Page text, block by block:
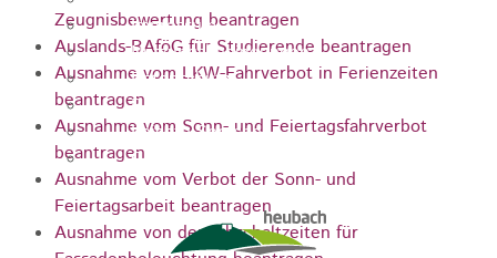
Impressum
Nutzungsbedingungen
Datenschutz
Barrierefreiheit
Leichte Sprache
Gebärdensprache
Zeugnisbewertung beantragen
Auslands-BAföG für Studierende beantragen
Ausnahme vom LKW-Fahrverbot in Ferienzeiten
beantragen
Ausnahme vom Sonn- und Feiertagsfahrverbot
beantragen
Ausnahme vom Verbot der Sonn- und
Feiertagsarbeit beantragen
Ausnahme von den Abschaltzeiten für